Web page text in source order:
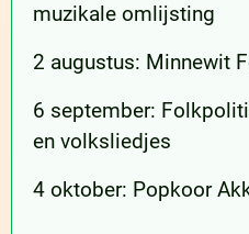
muzikale omlijsting
2 augustus: Minnewit
6 september:
en volksliedjes
4 oktober: Popkoor